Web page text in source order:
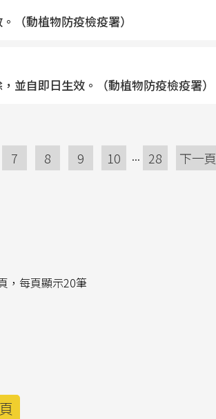
（動植物防疫檢疫署）
並自即日生效。（動植物防疫檢疫署）
7 8 9 10 ... 28 下一頁
，每頁顯示20筆